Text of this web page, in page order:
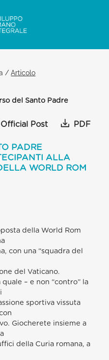
/Articolo
del Santo Padre
Official Post PDF
PADRE
ALLA
WORLD ROM
della World Rom
con una “squadra del
del Vaticano.
– e non “contro” la
sportiva vissuta
Giocherete insieme a
della Curia romana, a